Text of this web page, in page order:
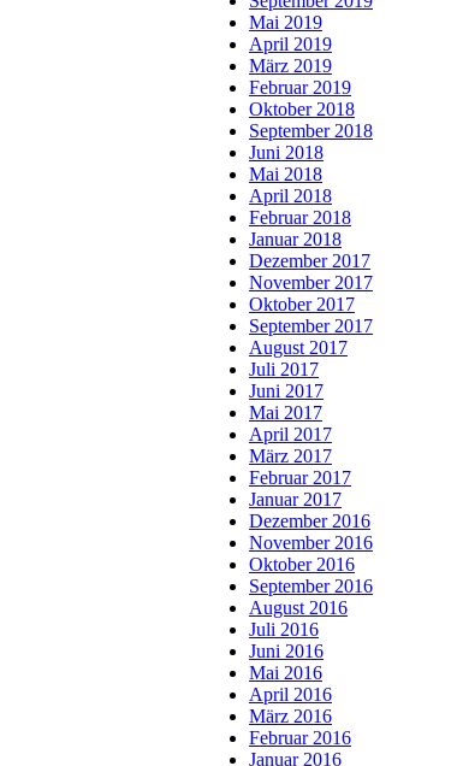
Mai 2019
April 2019
März 2019
Februar 2019
Oktober 2018
September 2018
Juni 2018
Mai 2018
April 2018
Februar 2018
Januar 2018
Dezember 2017
November 2017
Oktober 2017
September 2017
August 2017
Juli 2017
Juni 2017
Mai 2017
April 2017
März 2017
Februar 2017
Januar 2017
Dezember 2016
November 2016
Oktober 2016
September 2016
August 2016
Juli 2016
Juni 2016
Mai 2016
April 2016
März 2016
Februar 2016
Januar 2016